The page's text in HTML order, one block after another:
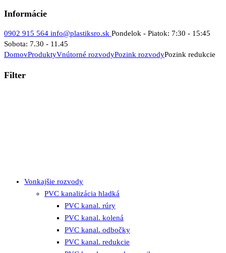
Informácie
0902 915 564 info@plastiksro.sk Pondelok - Piatok: 7:30 - 15:45
Sobota: 7.30 - 11.45
DomovProduktyVnútorné rozvodyPozink rozvodyPozink redukcie
Filter
Vonkajšie rozvody
PVC kanalizácia hladká
PVC kanal. rúry
PVC kanal. kolená
PVC kanal. odbočky
PVC kanal. redukcie